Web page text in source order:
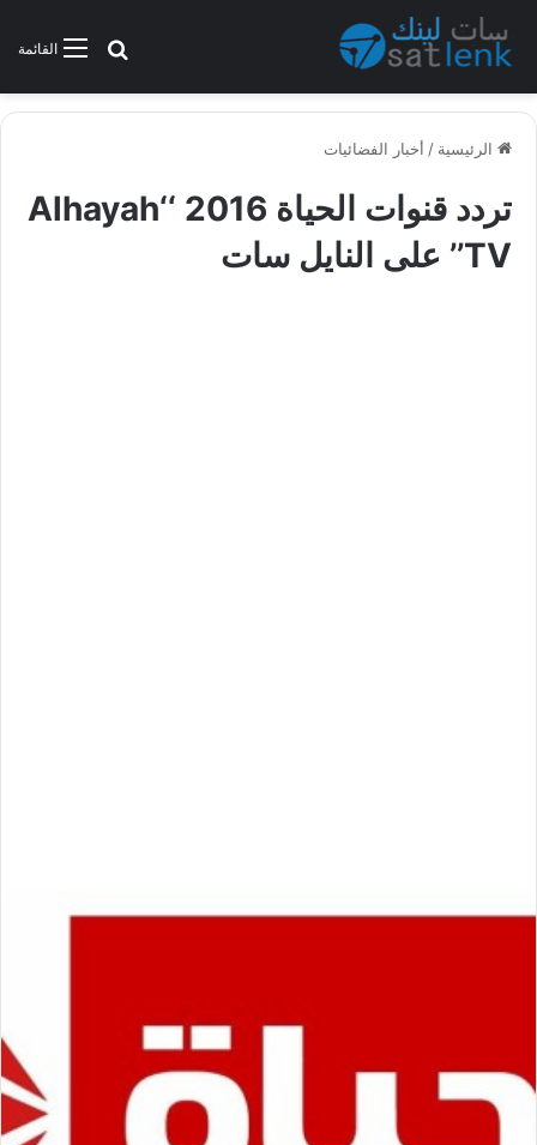
القائمةبحث عن
الرئيسية / أخبار الفضائيات
تردد قنوات الحياة 2016 ‘‘Alhayah
TV’’ على النايل سات